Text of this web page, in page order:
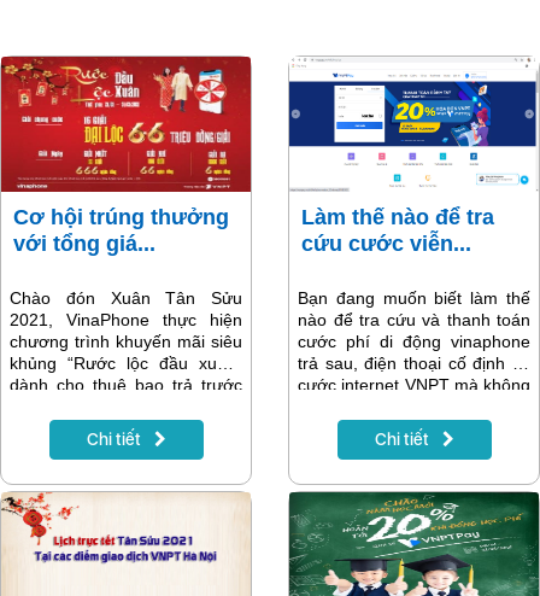
Cơ hội trúng thưởng
với tổng giá...
Chào đón Xuân Tân Sửu
2021, VinaPhone thực hiện
chương trình khuyến mãi siêu
khủng “Rước lộc đầu xuân”
dành cho thuê bao trả trước
thưởng hơn 6 tỷ đồng.
Chi tiết
Làm thế nào để tra
cứu cước viễn...
Bạn đang muốn biết làm thế
nào để tra cứu và thanh toán
cước phí di động vinaphone
trả sau, điện thoại cố định và
cước internet VNPT mà không
không biết hoặc không nhớ
user/password đăng nhập
và thanh toán cước viễn thông
VNPT qua website
https://vnptpay.vn/bill/. Hướng
dẫn chi tiết sẽ có trong bài viết
dưới đây!
Chi tiết